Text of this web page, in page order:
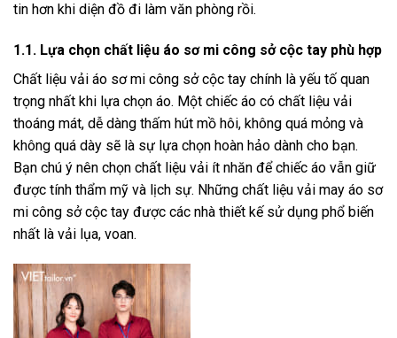
tin hơn khi diện đồ đi làm văn phòng rồi.
1.1. Lựa chọn chất liệu áo sơ mi công sở cộc tay phù hợp
Chất liệu vải áo sơ mi công sở cộc tay chính là yếu tố quan
trọng nhất khi lựa chọn áo. Một chiếc áo có chất liệu vải
thoáng mát, dễ dàng thấm hút mồ hôi, không quá mỏng và
không quá dày sẽ là sự lựa chọn hoàn hảo dành cho bạn.
Bạn chú ý nên chọn chất liệu vải ít nhăn để chiếc áo vẫn giữ
được tính thẩm mỹ và lịch sự. Những chất liệu vải may áo sơ
mi công sở cộc tay được các nhà thiết kế sử dụng phổ biến
nhất là vải lụa, voan.